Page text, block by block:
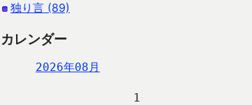
独り言 (89)
カレンダー
2026年08月
                   1